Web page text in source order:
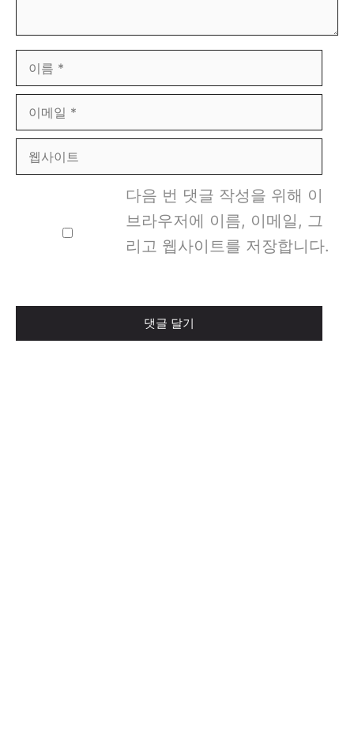
이
름
이
메
일
웹
사
다음 번 댓글 작성을 위해 이
브라우저에 이름, 이메일, 그
리고 웹사이트를 저장합니다.